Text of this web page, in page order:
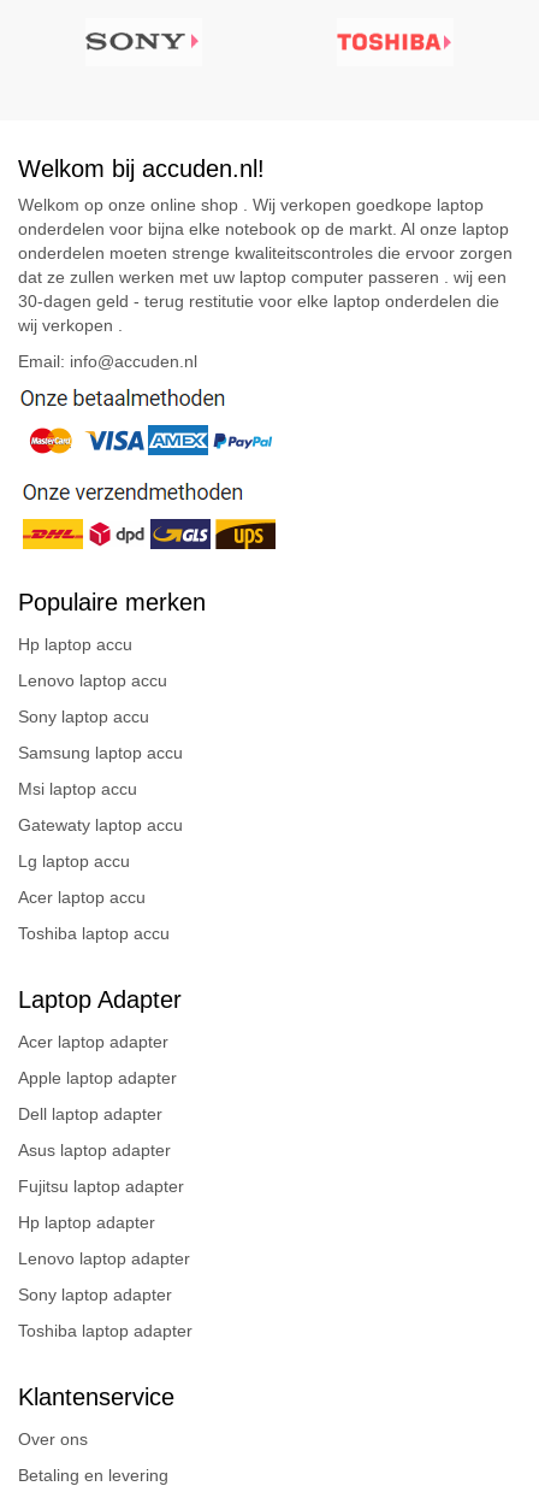
Welkom bij accuden.nl!
Welkom op onze online shop . Wij verkopen goedkope laptop
onderdelen voor bijna elke notebook op de markt. Al onze laptop
onderdelen moeten strenge kwaliteitscontroles die ervoor zorgen
dat ze zullen werken met uw laptop computer passeren . wij een
30-dagen geld - terug restitutie voor elke laptop onderdelen die
wij verkopen .
Email: info@accuden.nl
Populaire merken
Hp laptop accu
Lenovo laptop accu
Sony laptop accu
Samsung laptop accu
Msi laptop accu
Gatewaty laptop accu
Lg laptop accu
Acer laptop accu
Toshiba laptop accu
Laptop Adapter
Acer laptop adapter
Apple laptop adapter
Dell laptop adapter
Asus laptop adapter
Fujitsu laptop adapter
Hp laptop adapter
Lenovo laptop adapter
Sony laptop adapter
Toshiba laptop adapter
Klantenservice
Over ons
Betaling en levering